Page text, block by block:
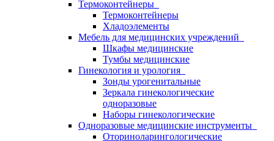
Термоконтейнеры
Термоконтейнеры
Хладоэлементы
Мебель для медицинских учреждений
Шкафы медицинские
Тумбы медицинские
Гинекология и урология
Зонды урогенитальные
Зеркала гинекологические
одноразовые
Наборы гинекологические
Одноразовые медицинские инструменты
Оториноларингологические